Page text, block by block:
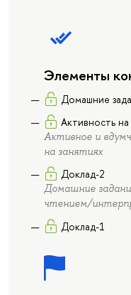
Элементы
Домашние
Активность на
Активное и
на занятиях
Доклад-2
Домашние
чтением/
Доклад-1